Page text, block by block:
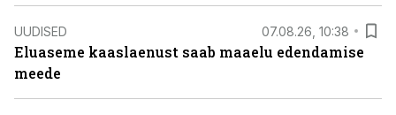
UUDISED 07.08.26, 10:38
Eluaseme kaaslaenust saab maaelu edendamise
meede